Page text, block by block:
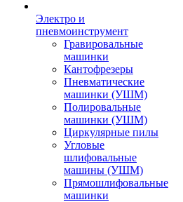
Электро и
пневмоинструмент
Гравировальные
машинки
Кантофрезеры
Пневматические
машинки (УШМ)
Полировальные
машинки (УШМ)
Циркулярные пилы
Угловые
шлифовальные
машины (УШМ)
Прямошлифовальные
машинки